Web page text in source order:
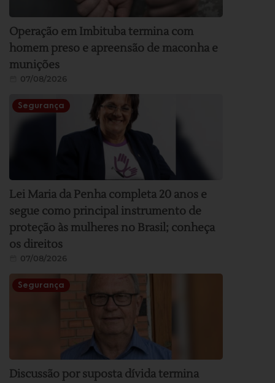
Operação em Imbituba termina com
homem preso e apreensão de maconha e
munições
07/08/2026
Segurança
Lei Maria da Penha completa 20 anos e
segue como principal instrumento de
proteção às mulheres no Brasil; conheça
os direitos
07/08/2026
Segurança
Discussão por suposta dívida termina